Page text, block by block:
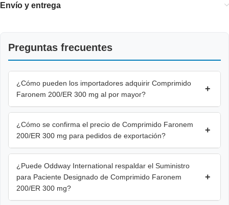
Envío y entrega
Preguntas frecuentes
¿Cómo pueden los importadores adquirir Comprimido
Faronem 200/ER 300 mg al por mayor?
+
¿Cómo se confirma el precio de Comprimido Faronem
200/ER 300 mg para pedidos de exportación?
+
¿Puede Oddway International respaldar el Suministro
para Paciente Designado de Comprimido Faronem
200/ER 300 mg?
+